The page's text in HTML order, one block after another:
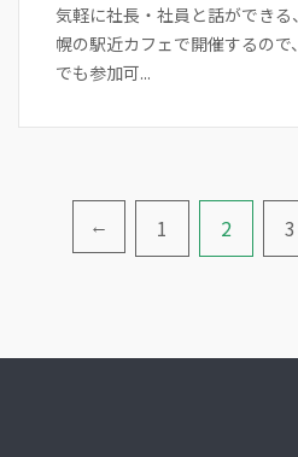
気軽に社長・社員と話ができ
幌の駅近カフェで開催するの
でも参加可...
← 1 2 3